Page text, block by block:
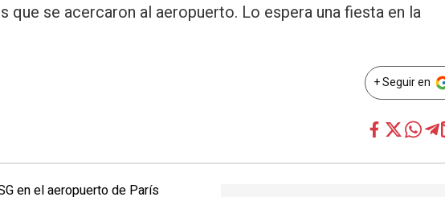
que se acercaron al aeropuerto. Lo espera una fiesta en la
+ Seguir en